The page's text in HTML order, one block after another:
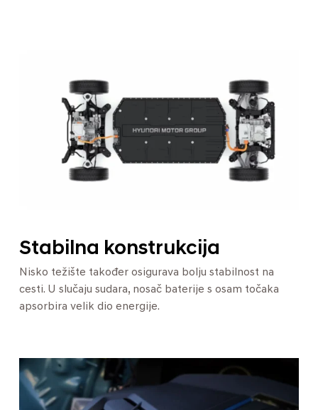
Stabilna konstrukcija
Nisko težište također osigurava bolju stabilnost na
cesti. U slučaju sudara, nosač baterije s osam točaka
apsorbira velik dio energije.